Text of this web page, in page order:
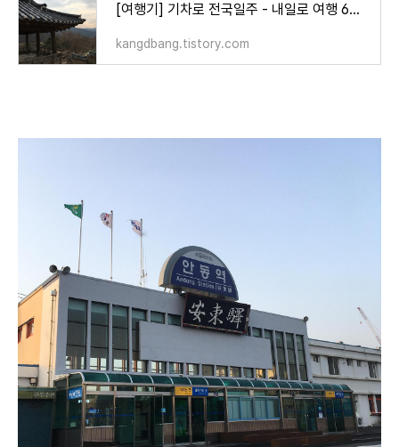
[여행기] 기차로 전국일주 - 내일로 여행 6일차 (경주 ▶ 안동)
kangdbang.tistory.com